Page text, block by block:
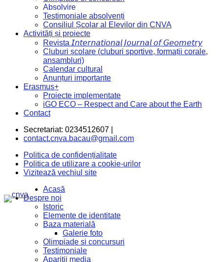
Absolvire
Testimoniale absolvenți
Consiliul Școlar al Elevilor din CNVA
Activități și proiecte
Revista 𝘐𝘯𝘵𝘦𝘳𝘯𝘢𝘵𝘪𝘰𝘯𝘢𝘭 𝘑𝘰𝘶𝘳𝘯𝘢𝘭 𝘰𝘧 𝘎𝘦𝘰𝘮𝘦𝘵𝘳𝘺
Cluburi școlare (cluburi sportive, formații corale,
ansambluri)
Calendar cultural
Anunțuri importante
Erasmus+
Proiecte implementate
iGO ECO – Respect and Care about the Earth
Contact
Secretariat: 0234512607 |
contact.cnva.bacau@gmail.com
Politica de confidențialitate
Politica de utilizare a cookie-urilor
Vizitează vechiul site
Acasă
Despre noi
Istoric
Elemente de identitate
Baza materială
Galerie foto
Olimpiade si concursuri
Testimoniale
Apariții media